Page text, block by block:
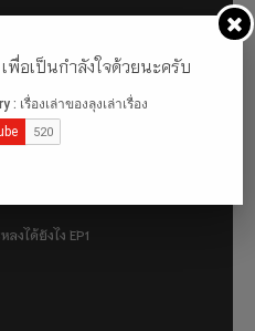
ลงได้ยังไง EP2
งได้ยังไง EP1
พื่อเป็นกำลังใจด้วยนะครับ